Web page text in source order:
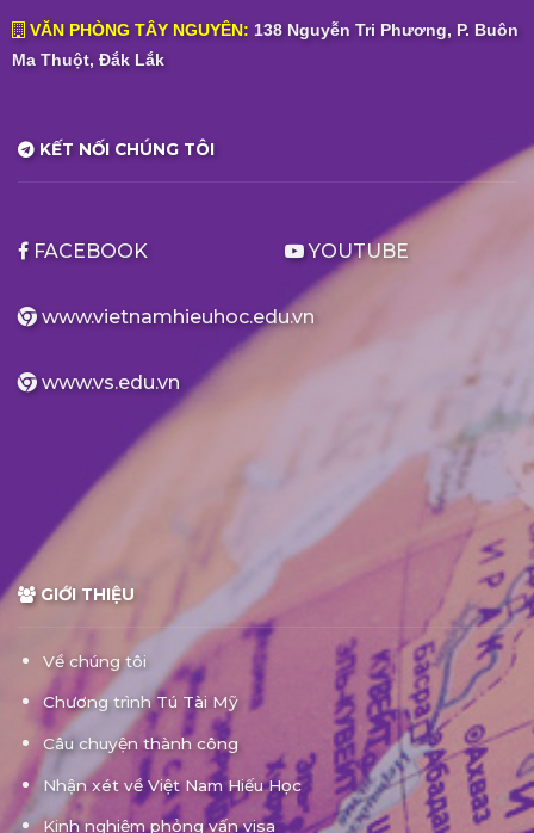
VĂN PHÒNG TÂY NGUYÊN: 138 Nguyễn Tri Phương, P. Buôn
Ma Thuột, Đắk Lắk
KẾT NỐI CHÚNG TÔI
FACEBOOK YOUTUBE
www.vietnamhieuhoc.edu.vn
www.vs.edu.vn
GIỚI THIỆU
Về chúng tôi
Chương trình Tú Tài Mỹ
Câu chuyện thành công
Nhận xét về Việt Nam Hiếu Học
Kinh nghiệm phỏng vấn visa